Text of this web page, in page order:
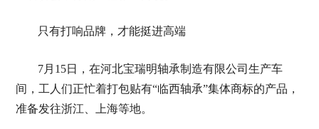
只有打响品牌，才能挺进高端
7月15日，在河北宝瑞明轴承制造有限公司生产车
间，工人们正忙着打包贴有“临西轴承”集体商标的产品，
准备发往浙江、上海等地。